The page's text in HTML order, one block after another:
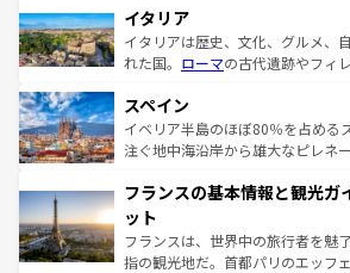
イタリア
イタリアは歴史、文化、グルメ、
れた国。 ローマの古代遺跡やフィ
ろん、トスカーナの美しい田園風
景など、自然景観も見逃せない。
ピザやパスタなど、絶品のイタリ
ませてくれるイタリアで、忘れら
なお、新着のイタリア情報は
しい。
スペイン
イベリア半島のほぼ80％を占める
注ぐ地中海沿岸から雄大なピレネ
文化が根付くこの国では、情熱的
れる闘牛、そして美味しいタパス
る。首都マドリードの洗練された
アートに溢れた街角から、地方で
フランスの基本情報と観光ガ
ット
フランスは、世界中の旅行者を魅
指の観光地だ。首都パリのエッフ